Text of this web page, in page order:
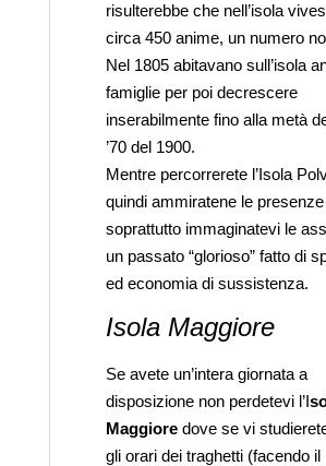
risulterebbe che nell’isola
circa 450 anime, un numero
Nel 1805 abitavano sull’isola
famiglie per poi decrescere
inserabilmente fino alla metà
’70 del 1900.
Mentre percorrerete l’Isola
quindi ammiratene le
soprattutto immaginatevi le
un passato “glorioso” fatto di
ed economia di sussistenza.
Isola Maggiore
Se avete un’intera giornata a
disposizione non perdetevi l’I
Maggioredove se vi
gli orari dei traghetti (facendo il